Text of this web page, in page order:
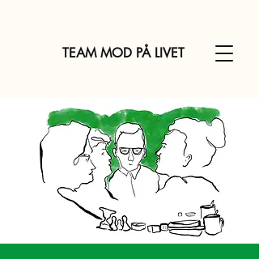
TEAM MOD PÅ LIVET